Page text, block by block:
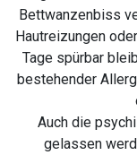
Bettwanzenbiss
Hautreizungen
Tage spürbar
bestehender
Auch die
gelassen